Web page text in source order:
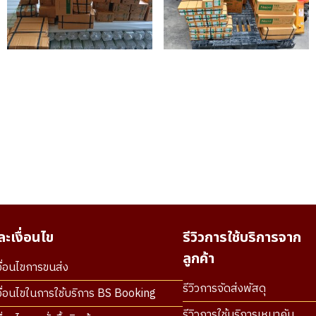
เงื่อนไข
นไขการขนส่ง
นไขในการใช้บริการ BS Booking
รีวิวการใช้บริการจาก
ลูกค้า
รีวิวการจัดส่งพัสดุ